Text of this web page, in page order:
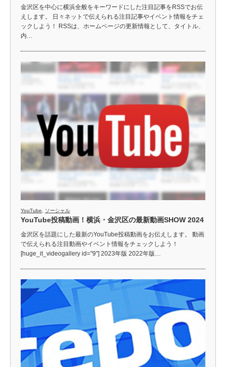
金沢区を中心に横浜全般をキーワードにした注目記事をRSSでお伝
えします。 日々ネットで伝えられる注目記事やイベント情報をチェ
ックしよう！ RSSは、ホームページの更新情報として、タイトル、
内…
YouTube ソーシャル
YouTube投稿動画！横浜・金沢区の最新動画SHOW 2024
金沢区を話題にした最新のYouTube投稿動画をお伝えします。 動画
で伝えられる注目動画やイベント情報をチェックしよう！
[huge_it_videogallery id="9"] 2023年版 2022年版…